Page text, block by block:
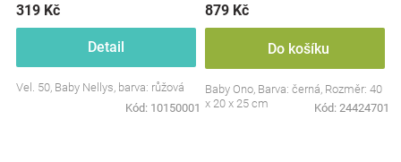
319 Kč
Detail
Vel. 50, Baby Nellys, barva: růžová
Kód: 10150001
879 Kč
Do košíku
Baby Ono, Barva: černá, Rozměr: 40
x 20 x 25 cm
Kód: 24424701